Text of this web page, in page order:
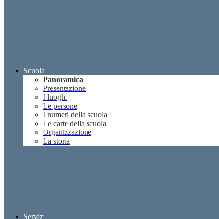
Scuola
Panoramica
Presentazione
I luoghi
Le persone
I numeri della scuola
Le carte della scuola
Organizzazione
La storia
Servizi